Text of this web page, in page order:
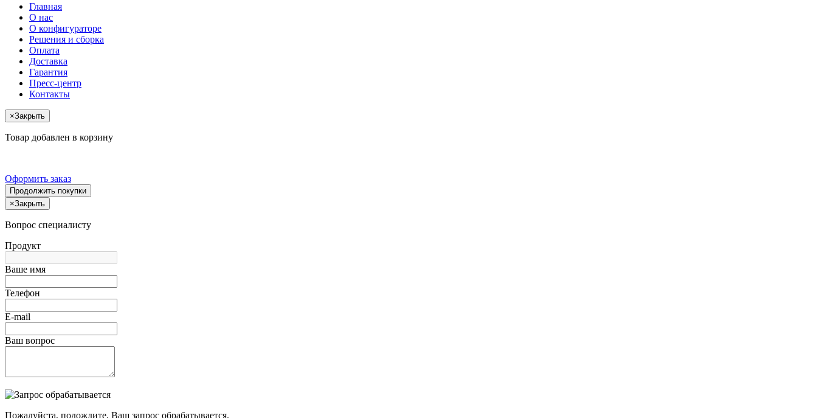
Главная
О нас
О конфигураторе
Решения и сборка
Оплата
Доставка
Гарантия
Пресс-центр
Контакты
×Закрыть
Товар добавлен в корзину
Оформить заказ
Продолжить покупки
×Закрыть
Вопрос специалисту
Продукт
Ваше имя
Телефон
E-mail
Ваш вопрос
Пожалуйста, подождите, Ваш запрос обрабатывается.